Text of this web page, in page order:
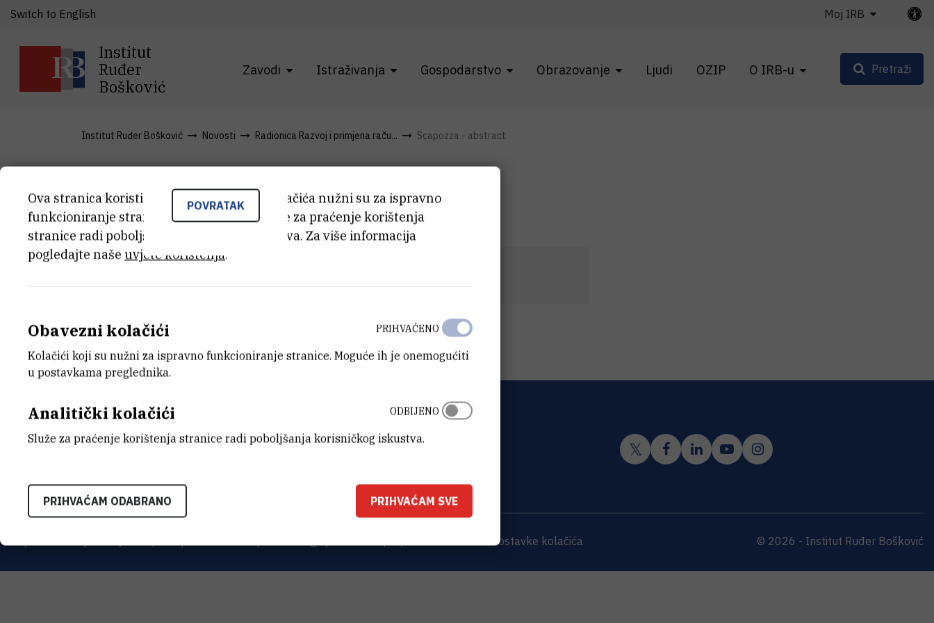
Institut
Ruđer
Bošković
Zavodi Istraživanja Gospodarstvo Obrazovanje Ljudi OZIP O IRB-u
Switch to English Moj IRB
Pretraži
Institut Ruđer Bošković Novosti Radionica Razvoj i primjena raču... Scapozza - abstract
Scapozza - abstract
INSTITUT RUĐER BOŠKOVIĆ
Postavke kolačića © 2026 - Institut Ruđer Bošković
POVRATAK
Ova stranica koristi kolačiće. Neki od tih kolačića nužni su za ispravno
funkcioniranje stranice, dok se drugi koriste za praćenje korištenja
stranice radi poboljšanja korisničkog iskustva. Za više informacija
pogledajte naše uvjete korištenja.
Obavezni kolačići
Kolačići koji su nužni za ispravno funkcioniranje stranice. Moguće ih je onemogućiti
u postavkama preglednika.
PRIHVAĆENO
Analitički kolačići
Služe za praćenje korištenja stranice radi poboljšanja korisničkog iskustva.
ODBIJENO
PRIHVAĆAM ODABRANO PRIHVAĆAM SVE